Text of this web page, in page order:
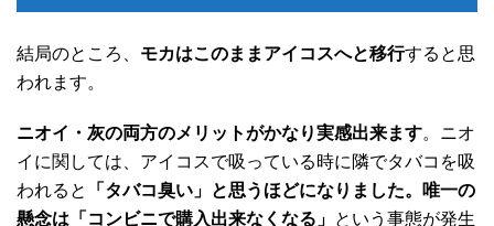
結局のところ、 モカはこのままアイコスへと移行すると思
われます。
ニオイ・灰の両方のメリットがかなり実感出来ます。ニオ
イに関しては、アイコスで吸っている時に隣でタバコを吸
われると
「タバコ臭い」と思うほどになりました。唯一の
懸念は 「コンビニで購入出来なくなる」 という事態が発生